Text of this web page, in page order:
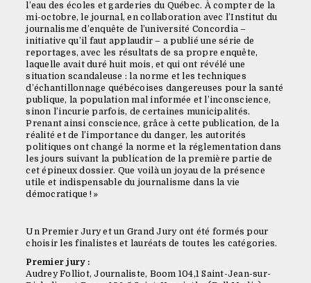
l’eau des écoles et garderies du Québec. À compter de la
mi-octobre, le journal, en collaboration avec l’Institut du
journalisme d’enquête de l’université Concordia –
initiative qu’il faut applaudir – a publié une série de
reportages, avec les résultats de sa propre enquête,
laquelle avait duré huit mois, et qui ont révélé une
situation scandaleuse : la norme et les techniques
d’échantillonnage québécoises dangereuses pour la santé
publique, la population mal informée et l’inconscience,
sinon l’incurie parfois, de certaines municipalités.
Prenant ainsi conscience, grâce à cette publication, de la
réalité et de l’importance du danger, les autorités
politiques ont changé la norme et la réglementation dans
les jours suivant la publication de la première partie de
cet épineux dossier. Que voilà un joyau de la présence
utile et indispensable du journalisme dans la vie
démocratique ! »
Un Premier Jury et un Grand Jury ont été formés pour
choisir les finalistes et lauréats de toutes les catégories.
Premier jury :
Audrey Folliot, Journaliste, Boom 104,1 Saint-Jean-sur-